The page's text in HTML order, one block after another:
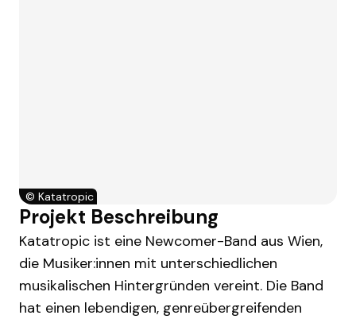
© Katatropic
Projekt Beschreibung
Katatropic ist eine Newcomer-Band aus Wien,
die Musiker:innen mit unterschiedlichen
musikalischen Hintergründen vereint. Die Band
hat einen lebendigen, genreübergreifenden